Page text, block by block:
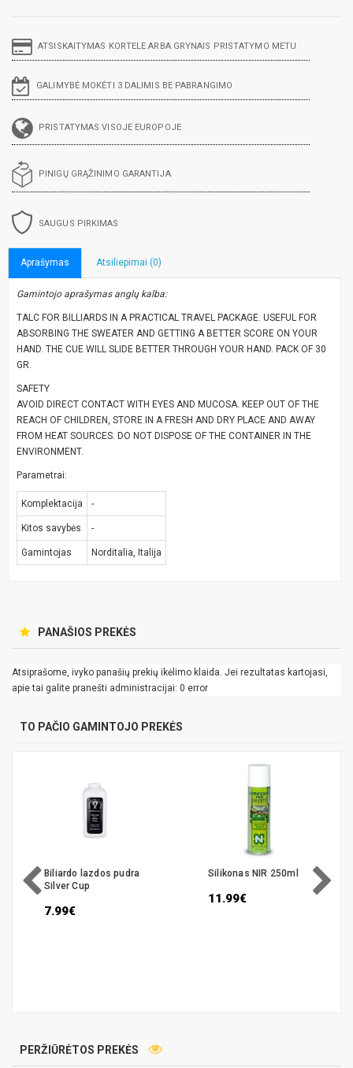
ATSISKAITYMAS KORTELE ARBA GRYNAIS PRISTATYMO METU
GALIMYBĖ MOKĖTI 3 DALIMIS BE PABRANGIMO
PRISTATYMAS VISOJE EUROPOJE
PINIGŲ GRĄŽINIMO GARANTIJA
SAUGUS PIRKIMAS
Aprašymas Atsiliepimai (0)
Gamintojo aprašymas anglų kalba:
TALC FOR BILLIARDS IN A PRACTICAL TRAVEL PACKAGE. USEFUL FOR
ABSORBING THE SWEATER AND GETTING A BETTER SCORE ON YOUR
HAND. THE CUE WILL SLIDE BETTER THROUGH YOUR HAND. PACK OF 30
GR.
SAFETY
AVOID DIRECT CONTACT WITH EYES AND MUCOSA. KEEP OUT OF THE
REACH OF CHILDREN, STORE IN A FRESH AND DRY PLACE AND AWAY
FROM HEAT SOURCES. DO NOT DISPOSE OF THE CONTAINER IN THE
ENVIRONMENT.
Parametrai:
Komplektacija -
Kitos savybės -
Gamintojas Norditalia, Italija
PANAŠIOS PREKĖS
Atsiprašome, ivyko panašių prekių ikėlimo klaida. Jei rezultatas kartojasi,
apie tai galite pranešti administracijai: 0 error
TO PAČIO GAMINTOJO PREKĖS
Biliardo lazdos pudra
Silver Cup
7.99€
Silikonas NIR 250ml
11.99€
PERŽIŪRĖTOS PREKĖS